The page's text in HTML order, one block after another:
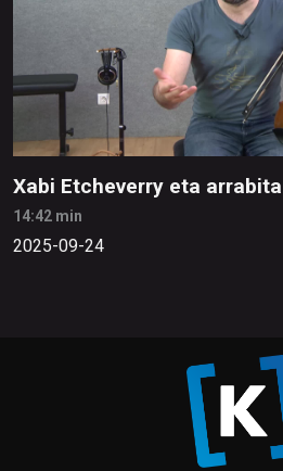
Xabi Etcheverry eta arrabita
14:42 min
2025-09-24